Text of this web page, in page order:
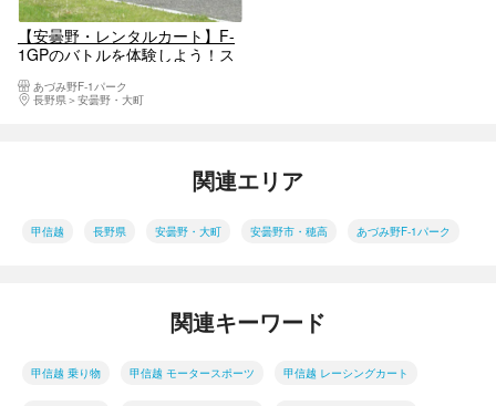
【安曇野・レンタルカート】F-
1GPのバトルを体験しよう！ス
あづみ野F-1パーク
長野県
安曇野・大町
関連エリア
甲信越 長野県 安曇野・大町 安曇野市・穂高 あづみ野F-1パーク
関連キーワード
甲信越 乗り物 甲信越 モータースポーツ 甲信越 レーシングカート